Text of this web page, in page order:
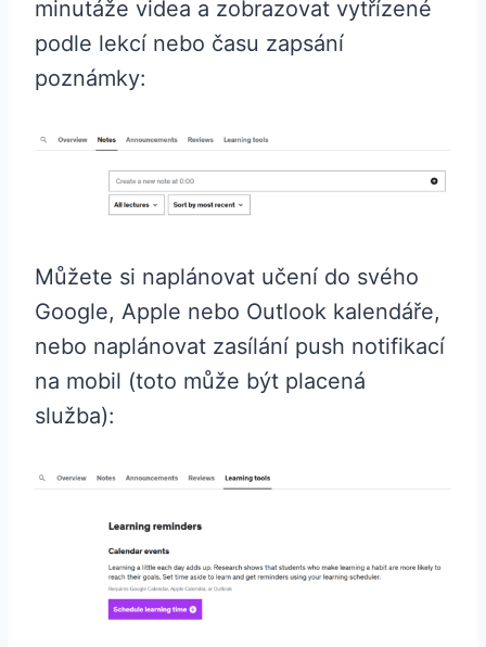
minutáže videa a zobrazovat vytřízené
podle lekcí nebo času zapsání
poznámky:
Můžete si naplánovat učení do svého
Google, Apple nebo Outlook kalendáře,
nebo naplánovat zasílání push notifikací
na mobil (toto může být placená
služba):